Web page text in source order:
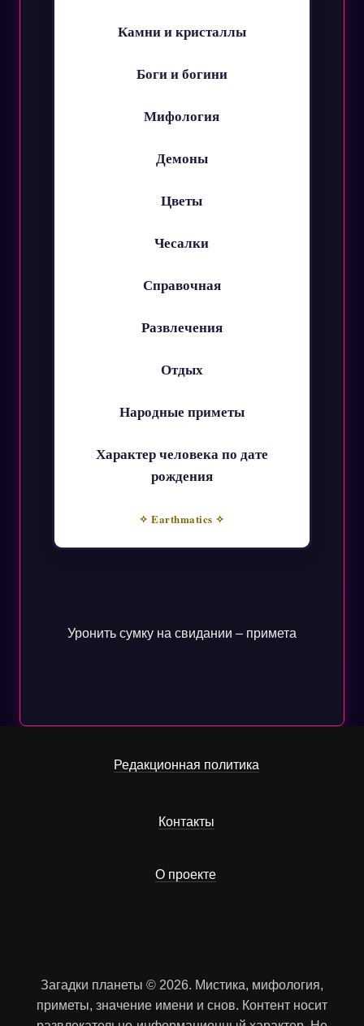
Камни и кристаллы
Боги и богини
Мифология
Демоны
Цветы
Чесалки
Справочная
Развлечения
Отдых
Народные приметы
Характер человека по дате
рождения
✧ Earthmatics ✧
Уронить сумку на свидании – примета
Редакционная политика
Контакты
О проекте
Загадки планеты © 2026. Мистика, мифология,
приметы, значение имени и снов. Контент носит